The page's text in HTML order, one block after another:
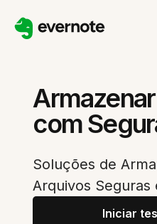
com
Soluções de
Arquivos Seguras
Iniciar